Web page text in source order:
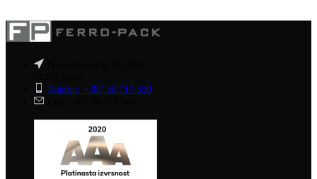
Telefon: +387 30 717 550